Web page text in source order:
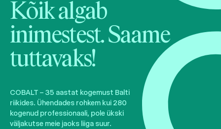
Kõik algab
inimestest. Saame
tuttavaks!
COBALT – 35 aastat kogemust Balti
riikides. Ühendades rohkem kui 280
kogenud professionaali, pole ükski
väljakutse meie jaoks liiga suur.